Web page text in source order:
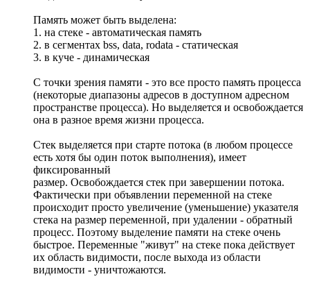
Память может быть выделена:
1. на стеке - автоматическая память
2. в сегментах bss, data, rodata - статическая
3. в куче - динамическая
С точки зрения памяти - это все просто память процесса
(некоторые диапазоны адресов в доступном адресном
пространстве процесса). Но выделяется и освобождается
она в разное время жизни процесса.
Стек выделяется при старте потока (в любом процессе
есть хотя бы один поток выполнения), имеет
фиксированный
размер. Освобождается стек при завершении потока.
Фактически при объявлении переменной на стеке
происходит просто увеличение (уменьшение) указателя
стека на размер переменной, при удалении - обратный
процесс. Поэтому выделение памяти на стеке очень
быстрое. Переменные "живут" на стеке пока действует
их область видимости, после выхода из области
видимости - уничтожаются.